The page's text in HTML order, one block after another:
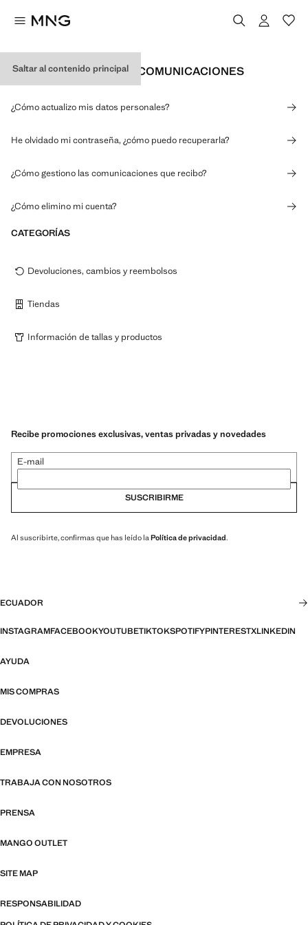
Saltar al contenido principal
DATOS PERSONALES Y COMUNICACIONES
¿Cómo actualizo mis datos personales?
He olvidado mi contraseña, ¿cómo puedo recuperarla?
¿Cómo gestiono las comunicaciones que recibo?
¿Cómo elimino mi cuenta?
CATEGORÍAS
Devoluciones, cambios y reembolsos
Tiendas
Información de tallas y productos
Recibe promociones exclusivas, ventas privadas y novedades
E-mail
SUSCRIBIRME
Al suscribirte, confirmas que has leído la Política de privacidad.
ECUADOR
INSTAGRAMFACEBOOKYOUTUBETIKTOKSPOTIFYPINTERESTXLINKEDIN
AYUDA
MIS COMPRAS
DEVOLUCIONES
EMPRESA
TRABAJA CON NOSOTROS
PRENSA
MANGO OUTLET
SITE MAP
RESPONSABILIDAD